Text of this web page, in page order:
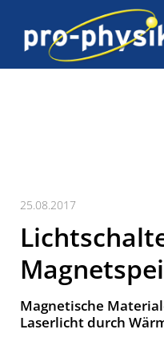
25.08.2017
Magnetische
Laserlicht durch